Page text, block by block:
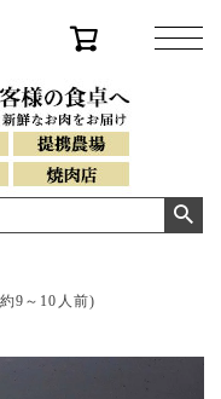
9～10人前)